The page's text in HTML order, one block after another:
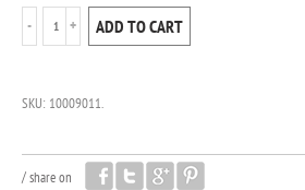
ADD TO CART
SKU: 10009011.
/share on